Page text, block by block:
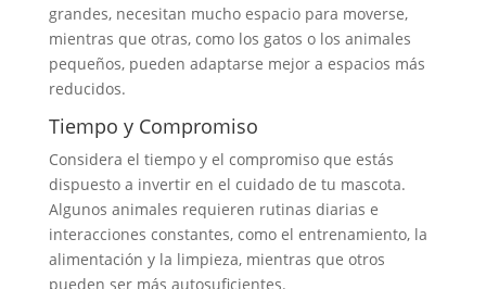
grandes, necesitan mucho espacio para moverse,
mientras que otras, como los gatos o los animales
pequeños, pueden adaptarse mejor a espacios más
reducidos.
Tiempo y Compromiso
Considera el tiempo y el compromiso que estás
dispuesto a invertir en el cuidado de tu mascota.
Algunos animales requieren rutinas diarias e
interacciones constantes, como el entrenamiento, la
alimentación y la limpieza, mientras que otros
pueden ser más autosuficientes.